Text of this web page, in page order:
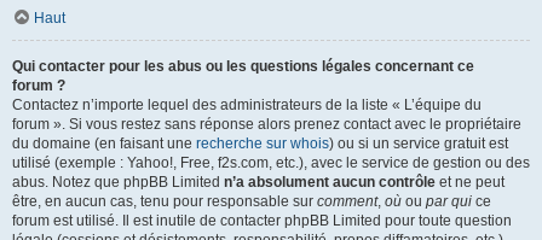
Haut
Qui contacter pour les abus ou les questions légales concernant ce
forum ?
Contactez n’importe lequel des administrateurs de la liste « L’équipe du
forum ». Si vous restez sans réponse alors prenez contact avec le propriétaire
du domaine (en faisant une recherche sur whois) ou si un service gratuit est
utilisé (exemple : Yahoo!, Free, f2s.com, etc.), avec le service de gestion ou des
abus. Notez que phpBB Limited n’a absolument aucun contrôle et ne peut
être, en aucun cas, tenu pour responsable sur comment, où ou par qui ce
forum est utilisé. Il est inutile de contacter phpBB Limited pour toute question